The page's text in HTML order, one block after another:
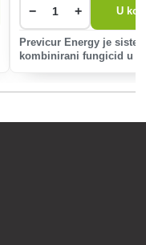
− + U
Previcur Energy je
kombinirani fungicid u